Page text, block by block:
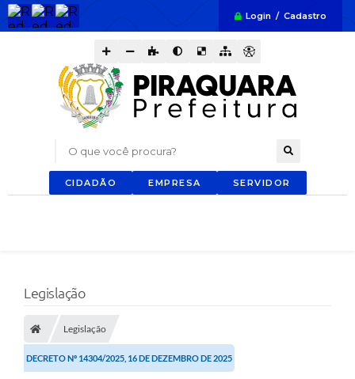
Login / Cadastro
O que você procura?
CIDADÃO EMPRESA SERVIDOR
Legislação
Legislação
DECRETO Nº 14304/2025, 16 DE DEZEMBRO DE 2025